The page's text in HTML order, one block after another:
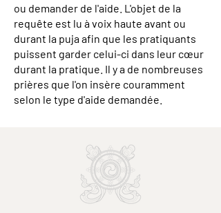
ou demander de l'aide. L'objet de la
requête est lu à voix haute avant ou
durant la puja afin que les pratiquants
puissent garder celui-ci dans leur cœur
durant la pratique. Il y a de nombreuses
prières que l'on insère couramment
selon le type d'aide demandée.